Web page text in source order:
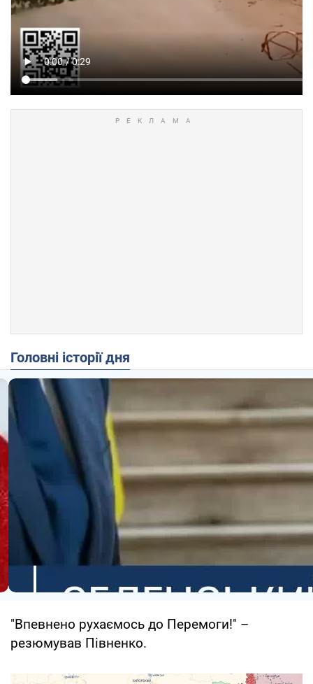
Головні історії дня
"Впевнено рухаємось до Перемоги!" –
резюмував Півненко.